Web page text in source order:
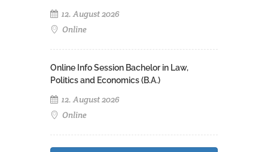
12. August 2026
Online
Online Info Session Bachelor in Law,
Politics and Economics (B.A.)
12. August 2026
Online